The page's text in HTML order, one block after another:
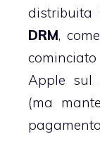
distribuita
DRM,
Apple sul
(ma